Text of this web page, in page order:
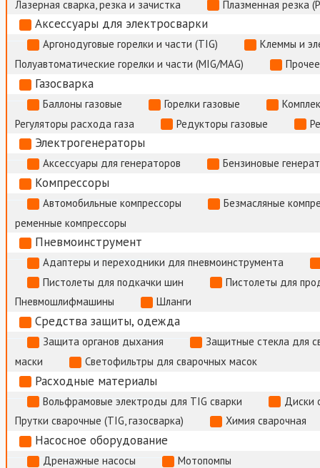
Лазерная сварка, резка и зачистка Плазменная резка
Аксессуары для электросварки
Аргонодуговые горелки и части (TIG)
Клеммы и
Полуавтоматические горелки и части (MIG/MAG)
Газосварка
Баллоны газовые Горелки газовые
Регуляторы расхода газа
Редукторы газовые
Электрогенераторы
Аксессуары для генераторов Бензиновые
Компрессоры
Автомобильные компрессоры
Безмасляные
ременные компрессоры
Пневмоинструмент
Адаптеры и переходники для пневмоинструмента
Пистолеты для подкачки шин
Пистолеты для
Пневмошлифмашины
Шланги
Средства защиты, одежда
Защита органов дыхания
Защитные стекла для
маски
Светофильтры для сварочных масок
Расходные материалы
Вольфрамовые электроды для TIG сварки
Диски
Прутки сварочные (TIG, газосварка)
Химия сварочная
Насосное оборудование
Дренажные насосы Мотопомпы